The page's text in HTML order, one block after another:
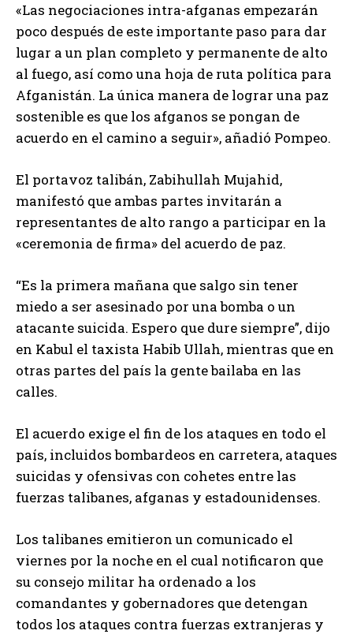
«Las negociaciones intra-afganas empezarán
poco después de este importante paso para dar
lugar a un plan completo y permanente de alto
al fuego, así como una hoja de ruta política para
Afganistán. La única manera de lograr una paz
sostenible es que los afganos se pongan de
acuerdo en el camino a seguir», añadió Pompeo.
El portavoz talibán, Zabihullah Mujahid,
manifestó que ambas partes invitarán a
representantes de alto rango a participar en la
«ceremonia de firma» del acuerdo de paz.
“Es la primera mañana que salgo sin tener
miedo a ser asesinado por una bomba o un
atacante suicida. Espero que dure siempre”, dijo
en Kabul el taxista Habib Ullah, mientras que en
otras partes del país la gente bailaba en las
calles.
El acuerdo exige el fin de los ataques en todo el
país, incluidos bombardeos en carretera, ataques
suicidas y ofensivas con cohetes entre las
fuerzas talibanes, afganas y estadounidenses.
Los talibanes emitieron un comunicado el
viernes por la noche en el cual notificaron que
su consejo militar ha ordenado a los
comandantes y gobernadores que detengan
todos los ataques contra fuerzas extranjeras y